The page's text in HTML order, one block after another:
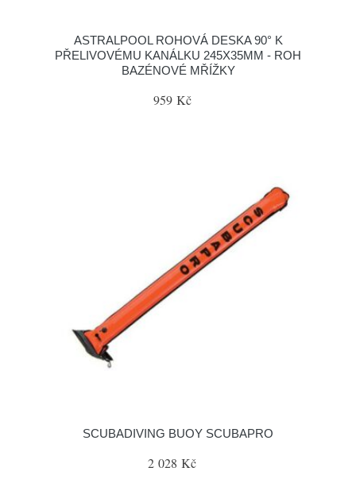
ASTRALPOOL ROHOVÁ DESKA 90° K
PŘELIVOVÉMU KANÁLKU 245X35MM - ROH
BAZÉNOVÉ MŘÍŽKY
959 Kč
SCUBADIVING BUOY SCUBAPRO
2 028 Kč